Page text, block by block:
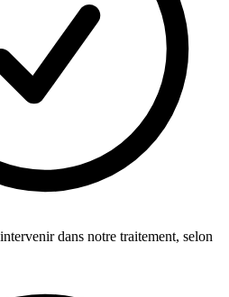
dans notre traitement, selon